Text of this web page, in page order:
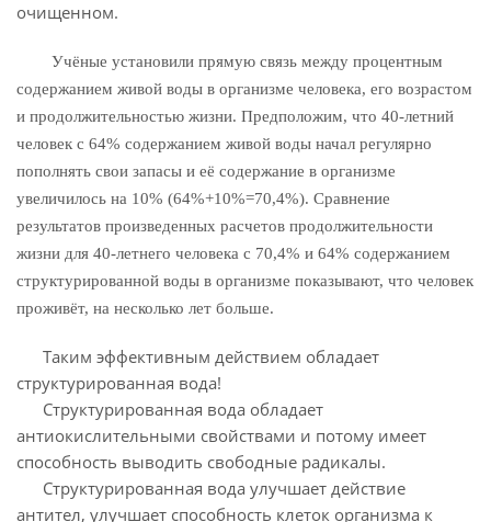
очищенном.
Учёные установили прямую связь между процентным
содержанием живой воды в организме человека, его возрастом
и продолжительностью жизни. Предположим, что 40-летний
человек с 64% содержанием живой воды начал регулярно
пополнять свои запасы и её содержание в организме
увеличилось на 10% (64%+10%=70,4%). Сравнение
результатов произведенных расчетов продолжительности
жизни для 40-летнего человека с 70,4% и 64% содержанием
структурированной воды в организме показывают, что человек
проживёт, на несколько лет больше.
Таким эффективным действием обладает
структурированная вода!
Структурированная вода обладает
антиокислительными свойствами и потому имеет
способность выводить свободные радикалы.
Структурированная вода улучшает действие
антител, улучшает способность клеток организма к